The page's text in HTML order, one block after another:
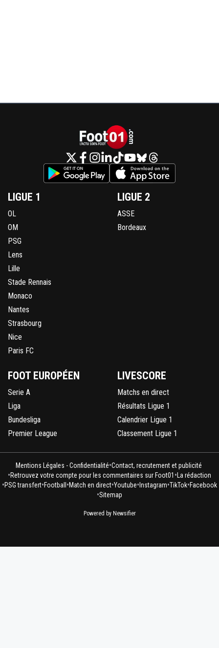
LIGUE 1
OL
OM
PSG
Lens
Lille
Stade Rennais
Monaco
Nantes
Strasbourg
Nice
Paris FC
LIGUE 2
ASSE
Bordeaux
FOOT EUROPÉEN
Serie A
Liga
Bundesliga
Premier League
LIVESCORE
Matchs en direct
Résultats Ligue 1
Calendrier Ligue 1
Classement Ligue 1
Mentions Légales - Confidentialité•Contact, recrutement et publicité
•Retrouvez votre compte pour les commentaires sur Foot01 • La rédaction
•PSG transfert•Football •Match en direct•Youtube• Instagram•TikTok•Facebook
•Sitemap
Powered by Newsifier